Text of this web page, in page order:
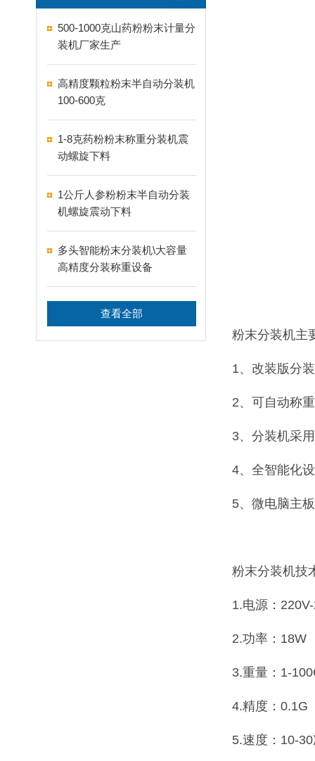
500-1000克山药粉粉末计量分
装机厂家生产
高精度颗粒粉末半自动分装机
100-600克
1-8克药粉粉末称重分装机震
动螺旋下料
1公斤人参粉粉末半自动分装
机螺旋震动下料
多头智能粉末分装机\大容量
高精度分装称重设备
查看全部
粉末分装机主
1、改装版分
2、可自动称
3、分装机采
4、全智能化
5、微电脑主
粉末分装机技
1.电源：
2.功率：18W
3.重量：1-
4.精度：0.1G
5.速度：10-